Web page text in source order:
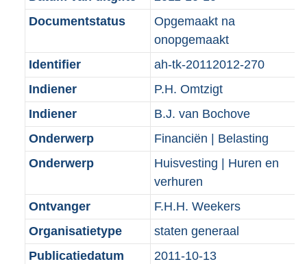
r
a
a
t
o
m
a
a
t
f
r
m
a
a
t
n
o
r
m
a
a
t
o
o
t
t
e
:
2
K
b
r
o
o
t
t
e
:
2
K
Documentstatus
Opgemaakt na
onopgemaakt
Identifier
ah-tk-20112012-270
Indiener
P.H. Omtzigt
Indiener
B.J. van Bochove
Onderwerp
Financiën | Belasting
Onderwerp
Huisvesting | Huren en
verhuren
Ontvanger
F.H.H. Weekers
Organisatietype
staten generaal
Publicatiedatum
2011-10-13